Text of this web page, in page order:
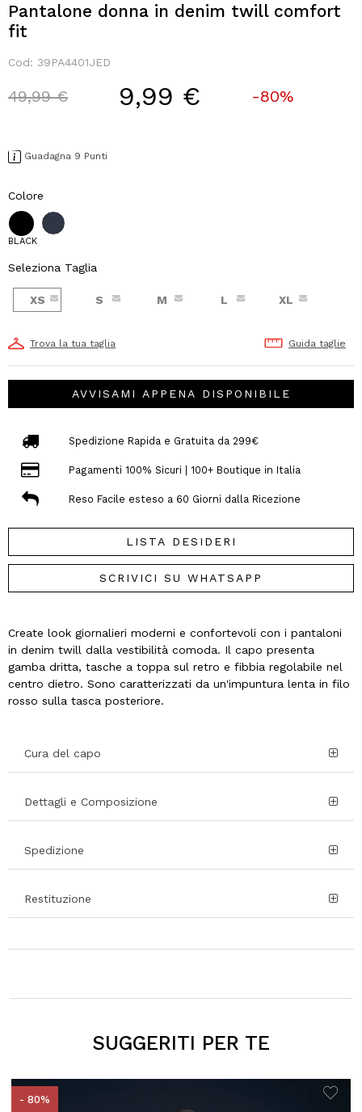
Pantalone donna in denim twill comfort
fit
Cod: 39PA4401JED
Price reduced from
49,99 €to 9,99 € -80%
Guadagna 9 Punti
Colore
BLACK
Seleziona Taglia
XS S M L XL
Trova la tua taglia Guida taglie
AVVISAMI APPENA DISPONIBILE
Spedizione Rapida e Gratuita da 299€
Pagamenti 100% Sicuri | 100+ Boutique in Italia
Reso Facile esteso a 60 Giorni dalla Ricezione
LISTA DESIDERI
SCRIVICI SU WHATSAPP
Create look giornalieri moderni e confortevoli con i pantaloni
in denim twill dalla vestibilità comoda. Il capo presenta
gamba dritta, tasche a toppa sul retro e fibbia regolabile nel
centro dietro. Sono caratterizzati da un'impuntura lenta in filo
rosso sulla tasca posteriore.
Cura del capo
Dettagli e Composizione
Spedizione
Restituzione
SUGGERITI PER TE
- 80%